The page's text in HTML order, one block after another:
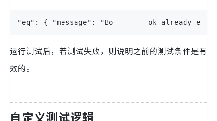
"eq": { "message": "Bo        ok already
运行测试后，若测试失败，则说明之前的测试条件是有
效的。
自定义测试逻辑